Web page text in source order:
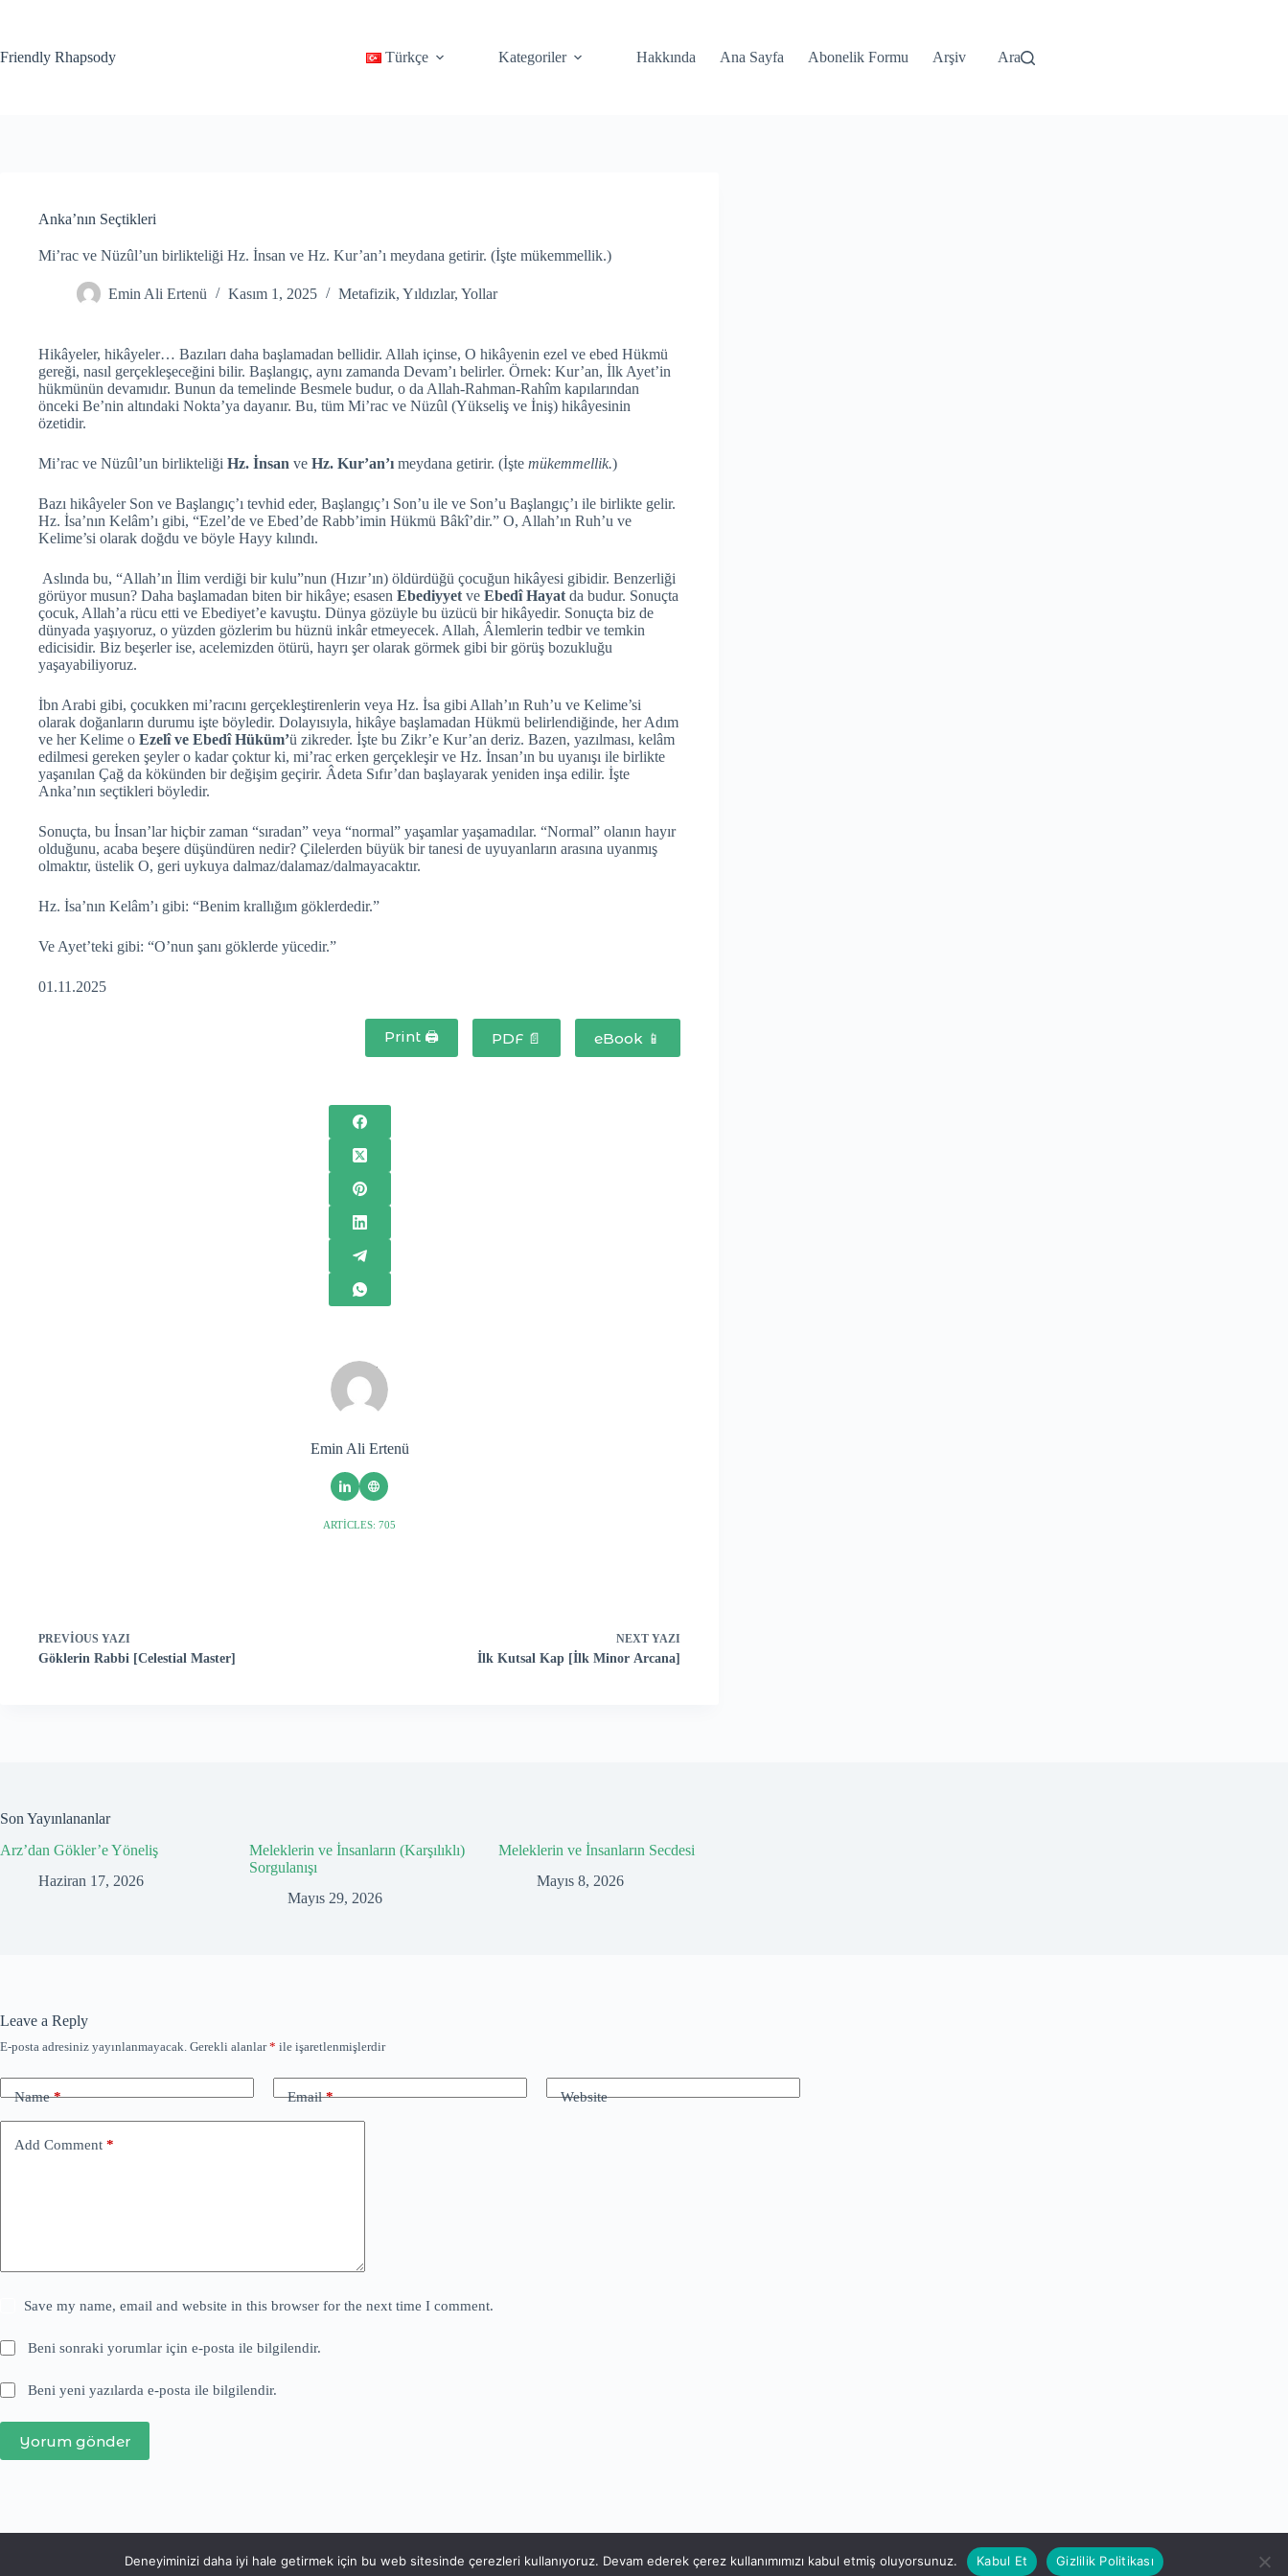
Friendly Rhapsody Türkçe Kategoriler Hakkında Ana Sayfa Abonelik Formu Arşiv Ara
Anka’nın Seçtikleri
Mi’rac ve Nüzûl’un birlikteliği Hz. İnsan ve Hz. Kur’an’ı meydana getirir. (İşte mükemmellik.)
Emin Ali Ertenü Kasım 1, 2025 Metafizik, Yıldızlar, Yollar
Hikâyeler, hikâyeler… Bazıları daha başlamadan bellidir. Allah içinse, O hikâyenin ezel ve ebed Hükmü
gereği, nasıl gerçekleşeceğini bilir. Başlangıç, aynı zamanda Devam’ı belirler. Örnek: Kur’an, İlk Ayet’in
hükmünün devamıdır. Bunun da temelinde Besmele budur, o da Allah-Rahman-Rahîm kapılarından
önceki Be’nin altındaki Nokta’ya dayanır. Bu, tüm Mi’rac ve Nüzûl (Yükseliş ve İniş) hikâyesinin
özetidir.
Mi’rac ve Nüzûl’un birlikteliği Hz. İnsan ve Hz. Kur’an’ı meydana getirir. (İşte mükemmellik.)
Bazı hikâyeler Son ve Başlangıç’ı tevhid eder, Başlangıç’ı Son’u ile ve Son’u Başlangıç’ı ile birlikte gelir.
Hz. İsa’nın Kelâm’ı gibi, “Ezel’de ve Ebed’de Rabb’imin Hükmü Bâkî’dir.” O, Allah’ın Ruh’u ve
Kelime’si olarak doğdu ve böyle Hayy kılındı.
Aslında bu, “Allah’ın İlim verdiği bir kulu”nun (Hızır’ın) öldürdüğü çocuğun hikâyesi gibidir. Benzerliği
görüyor musun? Daha başlamadan biten bir hikâye; esasen Ebediyyet ve Ebedî Hayat da budur. Sonuçta
çocuk, Allah’a rücu etti ve Ebediyet’e kavuştu. Dünya gözüyle bu üzücü bir hikâyedir. Sonuçta biz de
dünyada yaşıyoruz, o yüzden gözlerim bu hüznü inkâr etmeyecek. Allah, Âlemlerin tedbir ve temkin
edicisidir. Biz beşerler ise, acelemizden ötürü, hayrı şer olarak görmek gibi bir görüş bozukluğu
yaşayabiliyoruz.
İbn Arabi gibi, çocukken mi’racını gerçekleştirenlerin veya Hz. İsa gibi Allah’ın Ruh’u ve Kelime’si
olarak doğanların durumu işte böyledir. Dolayısıyla, hikâye başlamadan Hükmü belirlendiğinde, her Adım
ve her Kelime o Ezelî ve Ebedî Hüküm’ü zikreder. İşte bu Zikr’e Kur’an deriz. Bazen, yazılması, kelâm
edilmesi gereken şeyler o kadar çoktur ki, mi’rac erken gerçekleşir ve Hz. İnsan’ın bu uyanışı ile birlikte
yaşanılan Çağ da kökünden bir değişim geçirir. Âdeta Sıfır’dan başlayarak yeniden inşa edilir. İşte
Anka’nın seçtikleri böyledir.
Sonuçta, bu İnsan’lar hiçbir zaman “sıradan” veya “normal” yaşamlar yaşamadılar. “Normal” olanın hayır
olduğunu, acaba beşere düşündüren nedir? Çilelerden büyük bir tanesi de uyuyanların arasına uyanmış
olmaktır, üstelik O, geri uykuya dalmaz/dalamaz/dalmayacaktır.
Hz. İsa’nın Kelâm’ı gibi: “Benim krallığım göklerdedir.”
Ve Ayet’teki gibi: “O’nun şanı göklerde yücedir.”
01.11.2025
Print 🖨 PDF 📄 eBook 📱
Emin Ali Ertenü
ARTICLES: 705
PREVIOUS YAZI
Göklerin Rabbi [Celestial Master]
NEXT YAZI
İlk Kutsal Kap [İlk Minor Arcana]
Son Yayınlananlar
Arz’dan Gökler’e Yöneliş
Haziran 17, 2026
Meleklerin ve İnsanların (Karşılıklı)
Sorgulanışı
Mayıs 29, 2026
Meleklerin ve İnsanların Secdesi
Mayıs 8, 2026
Leave a Reply
E-posta adresiniz yayınlanmayacak. Gerekli alanlar* ile işaretlenmişlerdir
Name* Email* Website
Add Comment *
Save my name, email and website in this browser for the next time I comment.
Beni sonraki yorumlar için e-posta ile bilgilendir.
Beni yeni yazılarda e-posta ile bilgilendir.
Yorum gönder
Hakkında Gizlilik Politikası
Arşiv
Deneyiminizi daha iyi hale getirmek için bu web sitesinde çerezleri kullanıyoruz. Devam ederek çerez kullanımımızı kabul etmiş oluyorsunuz. Kabul Et Gizlilik Politikası